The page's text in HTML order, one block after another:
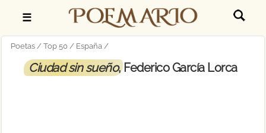
☰
Poetas Top 50 España
Ciudad sin sueño, Federico García Lorca